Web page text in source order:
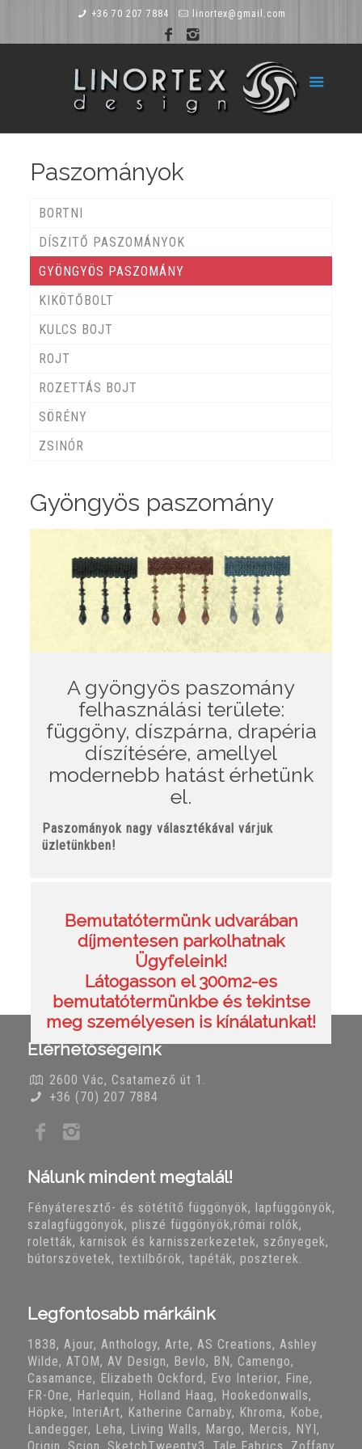
+36 70 207 7884 linortex@gmail.com
Paszományok
BORTNI
DÍSZITŐ PASZOMÁNYOK
GYÖNGYÖS PASZOMÁNY
KIKÖTŐBOLT
KULCS BOJT
ROJT
ROZETTÁS BOJT
SÖRÉNY
ZSINÓR
Gyöngyös paszomány
A gyöngyös paszomány
felhasználási területe:
függöny, díszpárna, drapéria
díszítésére, amellyel
modernebb hatást érhetünk
el.
Paszományok nagy választékával várjuk
üzletünkben!
Bemutatótermünk udvarában
díjmentesen parkolhatnak
Ügyfeleink!
Látogasson el 300m2-es
bemutatótermünkbe és tekintse
meg személyesen is kínálatunkat!
Elérhetőségeink
2600 Vác, Csatamező út 1.
+36 (70) 207 7884
Nálunk mindent megtalál!
Fényáteresztő- és sötétítő függönyök, lapfüggönyök,
szalagfüggönyök, pliszé függönyök,római rolók,
roletták, karnisok és karnisszerkezetek, szőnyegek,
bútorszövetek, textilbőrök, tapéták, poszterek.
Legfontosabb márkáink
1838, Ajour, Anthology, Arte, AS Creations, Ashley
Wilde, ATOM, AV Design, Bevlo, BN, Camengo,
Casamance, Elizabeth Ockford, Evo Interior, Fine,
FR-One, Harlequin, Holland Haag, Hookedonwalls,
Höpke, InteriArt, Katherine Carnaby, Khroma, Kobe,
Landegger, Leha, Living Walls, Margo, Mercis, NYI,